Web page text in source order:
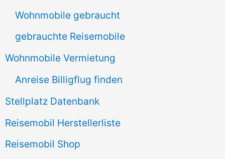
Wohnmobile gebraucht
gebrauchte Reisemobile
Wohnmobile Vermietung
Anreise Billigflug finden
Stellplatz Datenbank
Reisemobil Herstellerliste
Reisemobil Shop